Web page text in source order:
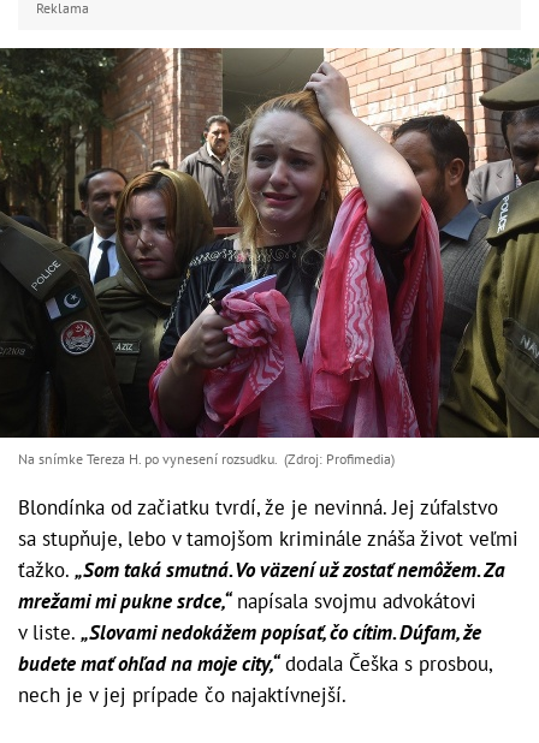
Reklama
Na snímke Tereza H. po vynesení rozsudku. (Zdroj: Profimedia)
Blondínka od začiatku tvrdí, že je nevinná. Jej zúfalstvo
sa stupňuje, lebo v tamojšom kriminále znáša život veľmi
ťažko. „Som taká smutná. Vo väzení už zostať nemôžem. Za
mrežami mi pukne srdce,“napísala svojmu advokátovi
v liste. „Slovami nedokážem popísať, čo cítim. Dúfam, že
budete mať ohľad na moje city,“dodala Češka s prosbou,
nech je v jej prípade čo najaktívnejší.